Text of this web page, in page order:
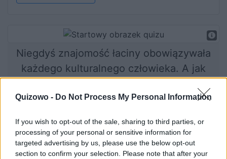
Quizowo - Do Not Process My Personal Information
If you wish to opt-out of the sale, sharing to third parties, or
processing of your personal or sensitive information for
targeted advertising by us, please use the below opt-out
section to confirm your selection. Please note that after your
Niegdyś znajomość łaciny obowiązywała
każdego kulturalnego człowieka. A jak
Rozpocznij quiz